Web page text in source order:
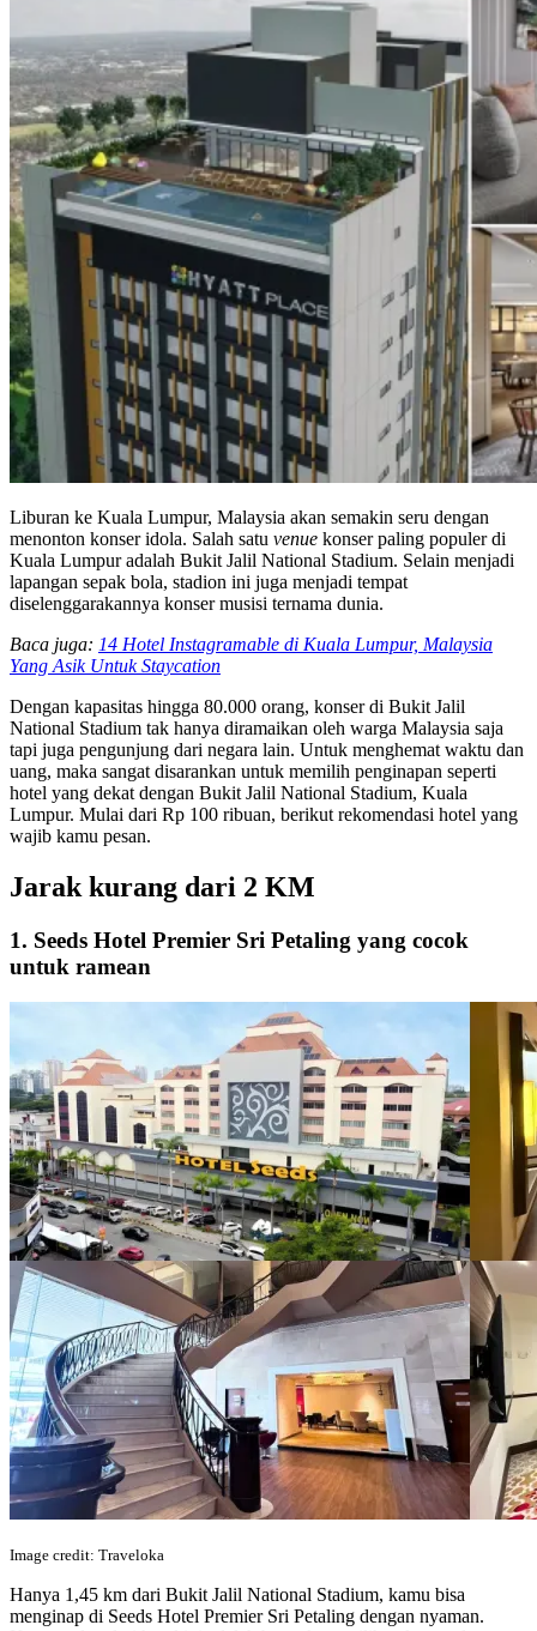
Liburan ke Kuala Lumpur, Malaysia akan semakin seru dengan
menonton konser idola. Salah satu venue konser paling populer di
Kuala Lumpur adalah Bukit Jalil National Stadium. Selain menjadi
lapangan sepak bola, stadion ini juga menjadi tempat
diselenggarakannya konser musisi ternama dunia.
Baca juga: 14 Hotel Instagramable di Kuala Lumpur, Malaysia
Yang Asik Untuk Staycation
Dengan kapasitas hingga 80.000 orang, konser di Bukit Jalil
National Stadium tak hanya diramaikan oleh warga Malaysia saja
tapi juga pengunjung dari negara lain. Untuk menghemat waktu dan
uang, maka sangat disarankan untuk memilih penginapan seperti
hotel yang dekat dengan Bukit Jalil National Stadium, Kuala
Lumpur. Mulai dari Rp 100 ribuan, berikut rekomendasi hotel yang
wajib kamu pesan.
Jarak kurang dari 2 KM
1. Seeds Hotel Premier Sri Petaling yang cocok
untuk ramean
Image credit: Traveloka
Hanya 1,45 km dari Bukit Jalil National Stadium, kamu bisa
menginap di Seeds Hotel Premier Sri Petaling dengan nyaman.